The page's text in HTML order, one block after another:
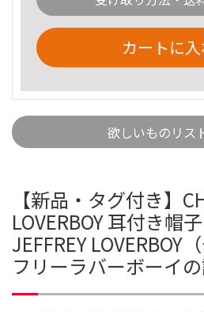
カートに
欲しいものリス
【新品・タグ付き】
LOVERBOY 耳付き帽
JEFFREY LOVERBOY
フリーラバーボーイ